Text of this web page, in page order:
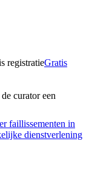
registratieGratis
curator een
faillissementen in
dienstverlening